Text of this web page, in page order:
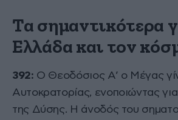
Τα σημαντικότερα
Ελλάδα και τον
392: Ο Θεοδόσιος Α’ ο Μέγας
Αυτοκρατορίας, ενοποιώντας
της Δύσης. Η άνοδός του